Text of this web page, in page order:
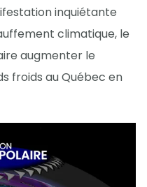
inquiétante
climatique, le
augmenter le
froids au Québec en